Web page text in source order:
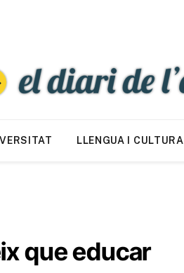
LLENGUA I CULTURA
que educar